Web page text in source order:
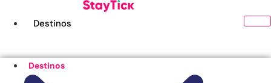
Destinos
Destinos